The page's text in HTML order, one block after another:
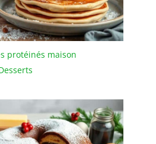
les plateaux arrivent
cassés
protéinés maison